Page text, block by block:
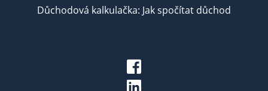
Důchodová kalkulačka: Jak spočítat důchod